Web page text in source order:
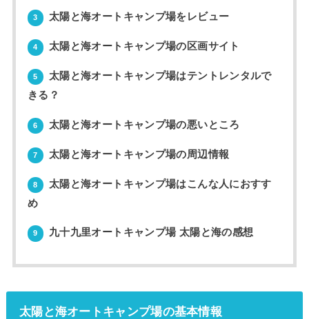
3 太陽と海オートキャンプ場をレビュー
4 太陽と海オートキャンプ場の区画サイト
5
太陽と海オートキャンプ場はテントレンタルで
きる？
6 太陽と海オートキャンプ場の悪いところ
7 太陽と海オートキャンプ場の周辺情報
8
太陽と海オートキャンプ場はこんな人におすす
め
9 九十九里オートキャンプ場 太陽と海の感想
太陽と海オートキャンプ場の基本情報